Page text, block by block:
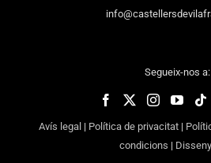
Segueix-nos a:
Avís legal | Política de privacitat|
condicions |